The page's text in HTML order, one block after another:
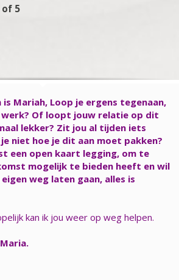
of 5
is Mariah, Loop je ergens tegenaan,
Of loopt jouw relatie op dit
lekker? Zit jou al tijden iets
niet hoe je dit aan moet pakken?
een open kaart legging, om te
mogelijk te bieden heeft en wil
weg laten gaan, alles is
kan ik jou weer op weg helpen.